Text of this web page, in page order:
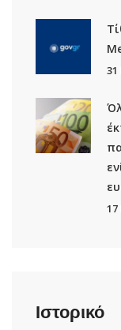
31
17
Ιστορικό